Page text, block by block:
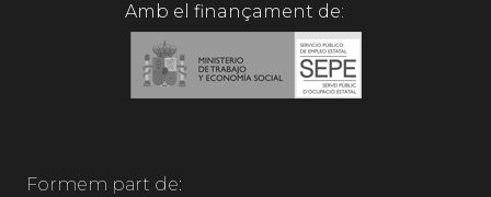
Amb el finançament de:
Formem part de: